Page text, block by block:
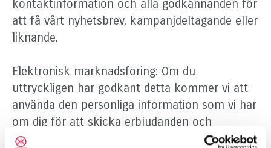
kontaktinformation och alla godkännanden för
att få vårt nyhetsbrev, kampanjdeltagande eller
liknande.
Elektronisk marknadsföring: Om du
uttryckligen har godkänt detta kommer vi att
använda den personliga information som vi har
om dig för att skicka erbjudanden och
information om våra produkter. I det här